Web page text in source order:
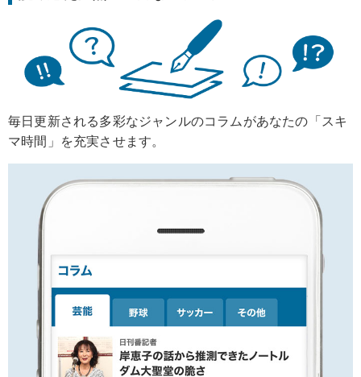
毎日更新される多彩なジャンルのコラムがあなたの「スキ
マ時間」を充実させます。